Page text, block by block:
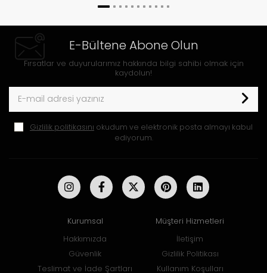
E-Bültene Abone Olun
Fırsatlar ve duyurularımız hakkında bilgi sahibi olmak için
kaydolun!
Gizlilik politikasını okudum ve elektronik posta almayı kabul
ediyorum.
Kurumsal
Hakkımızda
Güvenlik
Teslimat ve İade Şartları
Müşteri Hizmetleri
İletişim
Gizlilik Politikası
Kullanım Koşulları